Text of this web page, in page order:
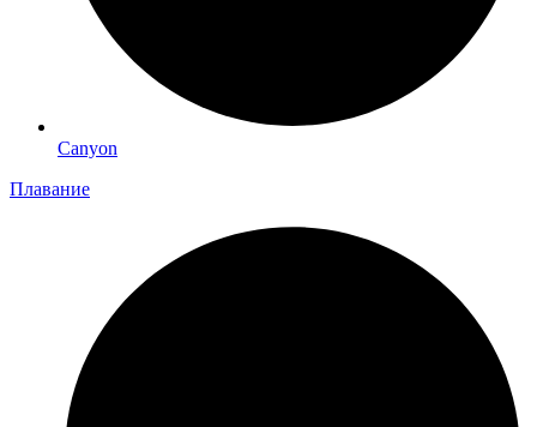
Canyon
Плавание